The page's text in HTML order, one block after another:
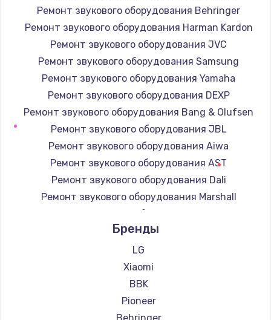
Ремонт дренажа
2400 руб.
Заказать
Чистка дренажа
1500 руб.
Заказать
Ремонт электронного узла
3650 руб.
Заказать
Ремонт звукового оборудования Behringer
Ремонт звукового оборудования Harman Kardon
Ремонт звукового оборудования JVC
Ремонт звукового оборудования Samsung
Ремонт звукового оборудования Yamaha
Ремонт звукового оборудования DEXP
Ремонт звукового оборудования Bang & Olufsen
Ремонт звукового оборудования JBL
Ремонт звукового оборудования Aiwa
Ремонт звукового оборудования AST
Ремонт звукового оборудования Dali
Ремонт звукового оборудования Marshall
Ремонт звукового оборудования Supra
Бренды
LG
Xiaomi
BBK
Pioneer
Behringer